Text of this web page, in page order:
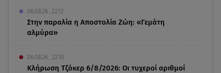
06.08.26 , 22:12
Στην παραλία η Αποστολία Ζώη: «Γεμάτη
αλμύρα»
06.08.26 , 22:10
Κλήρωση Τζόκερ 6/8/2026: Οι τυχεροί αριθμοί